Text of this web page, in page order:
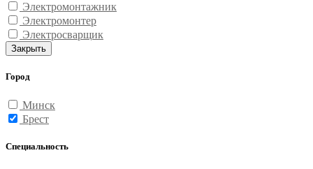
Электромонтажник
Электромонтер
Электросварщик
Закрыть
Город
Минск
Брест
Специальность